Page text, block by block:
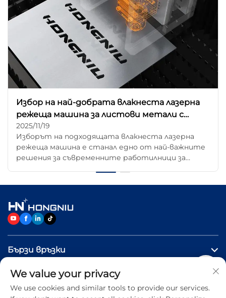
Избор на най-добрата влакнеста лазерна
режеща машина за листови метали с
дебелина 3 мм – 20 мм
2025/11/19
Изборът на подходящата влакнеста лазерна
режеща машина е станал едно от най-важните
решения за съвременните работилници за
скорост, ефективност и качество на ръба, все
повече производители...
Бързи връзки
ПРОДУКТИ
We value your privacy
We use cookies and similar tools to provide our services.